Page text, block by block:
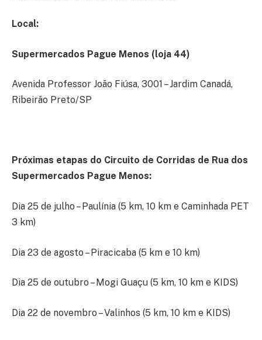
Local:
Supermercados Pague Menos (loja 44)
Avenida Professor João Fiúsa, 3001 – Jardim Canadá,
Ribeirão Preto/SP
Próximas etapas do Circuito de Corridas de Rua dos
Supermercados Pague Menos:
Dia 25 de julho – Paulínia (5 km, 10 km e Caminhada PET
3 km)
Dia 23 de agosto – Piracicaba (5 km e 10 km)
Dia 25 de outubro – Mogi Guaçu (5 km, 10 km e KIDS)
Dia 22 de novembro – Valinhos (5 km, 10 km e KIDS)